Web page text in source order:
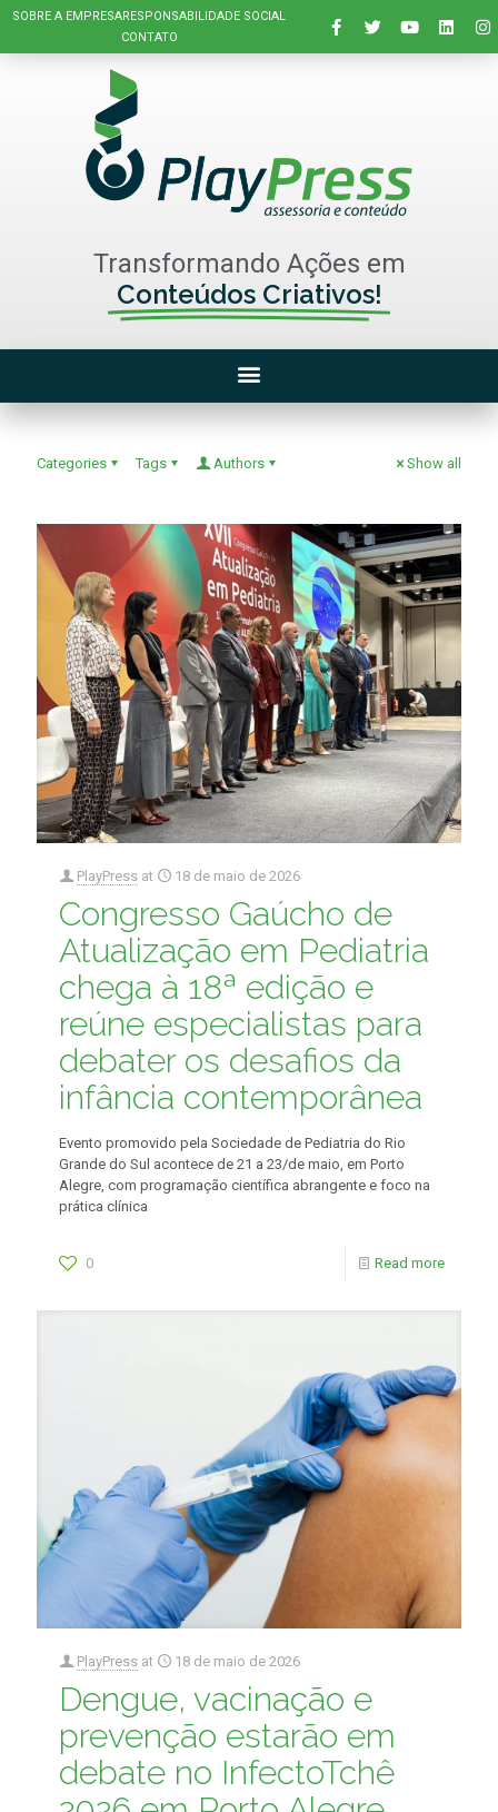
SOBRE A EMPRESARESPONSABILIDADE SOCIAL
CONTATO
Transformando Ações em
Conteúdos Criativos!
Categories Tags Authors Show all
PlayPress at 18 de maio de 2026
Congresso Gaúcho de
Atualização em Pediatria
chega à 18ª edição e
reúne especialistas para
debater os desafios da
infância contemporânea
Evento promovido pela Sociedade de Pediatria do Rio
Grande do Sul acontece de 21 a 23/de maio, em Porto
Alegre, com programação científica abrangente e foco na
prática clínica
0 Read more
PlayPress at 18 de maio de 2026
Dengue, vacinação e
prevenção estarão em
debate no InfectoTchê